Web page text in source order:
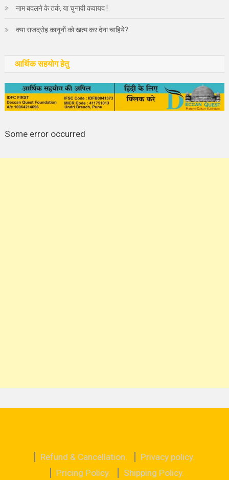
नाम बदलने के तर्क, या चुनावी कवायद !
क्या राजद्रोह कानूनों को खत्म कर देना चाहिये?
आर्थिक सहयोग हेतु
Some error occurred
Refund & Cancellation.
Privacy policy.
Pricing Policy.
Shipping Policy.